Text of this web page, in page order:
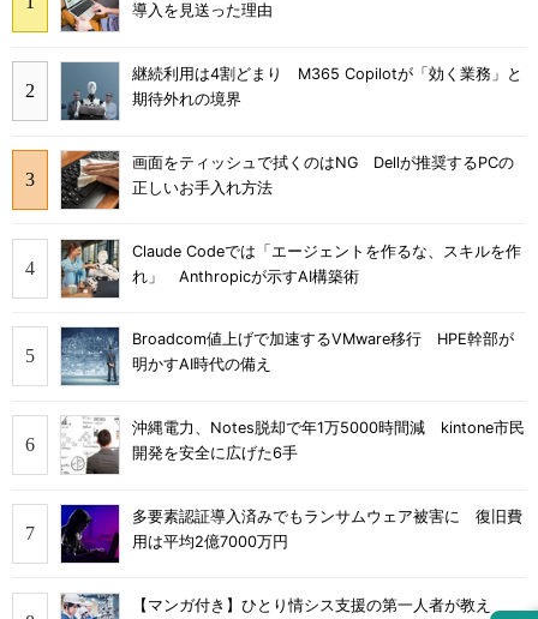
導入を見送った理由
継続利用は4割どまり M365 Copilotが「効く業務」と
期待外れの境界
画面をティッシュで拭くのはNG Dellが推奨するPCの
正しいお手入れ方法
Claude Codeでは「エージェントを作るな、スキルを作
れ」 Anthropicが示すAI構築術
Broadcom値上げで加速するVMware移行 HPE幹部が
明かすAI時代の備え
沖縄電力、Notes脱却で年1万5000時間減 kintone市民
開発を安全に広げた6手
多要素認証導入済みでもランサムウェア被害に 復旧費
用は平均2億7000万円
【マンガ付き】ひとり情シス支援の第一人者が教え